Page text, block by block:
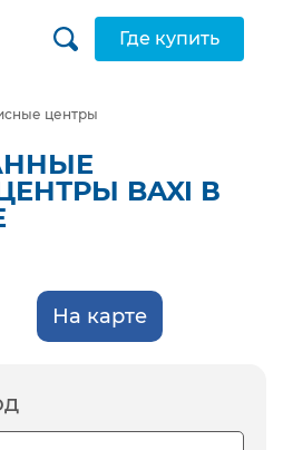
Где купить
центры
BAXI В
На карте